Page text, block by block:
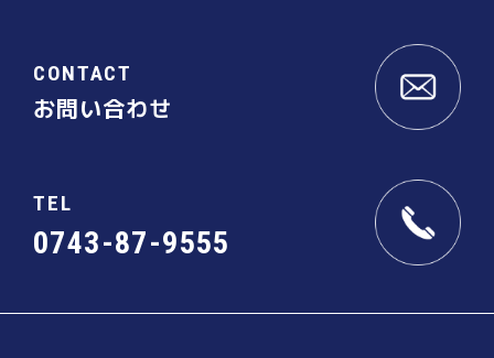
CONTACT
お問い合わせ
TEL
0743-87-9555